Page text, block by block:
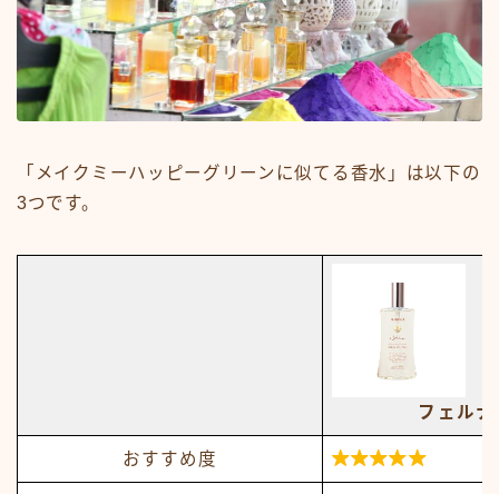
「メイクミーハッピーグリーンに似てる香水」は以下の
3つです。
フェルナ
おすすめ度 